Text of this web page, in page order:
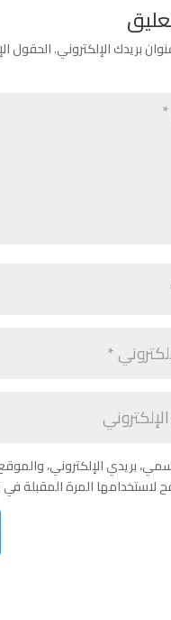
بريدك الإلكتروني.الحقول
بريدي الإلكتروني،
لاستخدامها المرة المقبلة